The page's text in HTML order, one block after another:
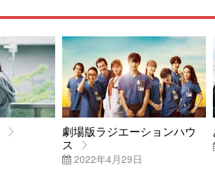
劇場版ラジエーションハウ
ス
2022年4月29日